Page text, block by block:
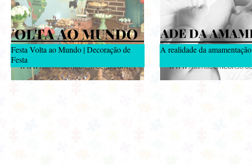
Festa Volta ao Mundo | Decoração de
Festa
A realidade da amamentação